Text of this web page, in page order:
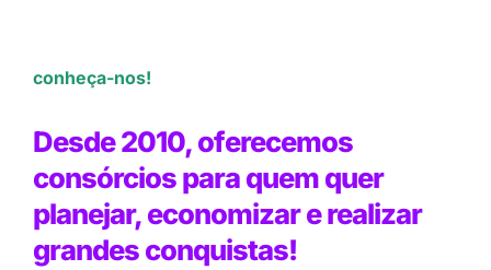
conheça-nos!
Desde 2010, oferecemos
consórcios para quem quer
planejar, economizar e realizar
grandes conquistas!